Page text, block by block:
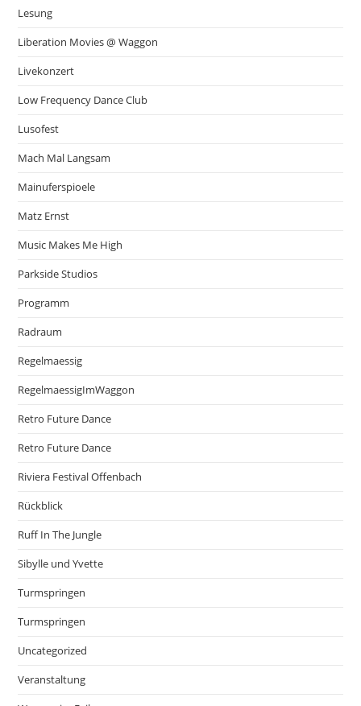
Lesung
Liberation Movies @ Waggon
Livekonzert
Low Frequency Dance Club
Lusofest
Mach Mal Langsam
Mainuferspioele
Matz Ernst
Music Makes Me High
Parkside Studios
Programm
Radraum
Regelmaessig
RegelmaessigImWaggon
Retro Future Dance
Retro Future Dance
Riviera Festival Offenbach
Rückblick
Ruff In The Jungle
Sibylle und Yvette
Turmspringen
Turmspringen
Uncategorized
Veranstaltung